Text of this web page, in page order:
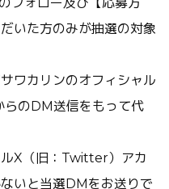
いた方のみが抽選の対象
ワカリンのオフィシャル
のDM送信をもって代
X（旧：Twitter）アカ
いと当選DMをお送りで